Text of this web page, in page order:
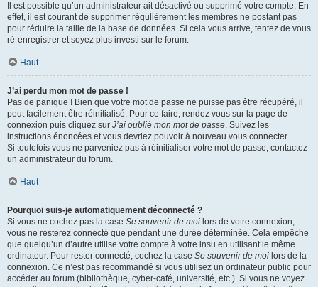
Il est possible qu’un administrateur ait désactivé ou supprimé votre compte. En
effet, il est courant de supprimer régulièrement les membres ne postant pas
pour réduire la taille de la base de données. Si cela vous arrive, tentez de vous
ré-enregistrer et soyez plus investi sur le forum.
Haut
J’ai perdu mon mot de passe !
Pas de panique ! Bien que votre mot de passe ne puisse pas être récupéré, il
peut facilement être réinitialisé. Pour ce faire, rendez vous sur la page de
connexion puis cliquez sur J’ai oublié mon mot de passe. Suivez les
instructions énoncées et vous devriez pouvoir à nouveau vous connecter.
Si toutefois vous ne parveniez pas à réinitialiser votre mot de passe, contactez
un administrateur du forum.
Haut
Pourquoi suis-je automatiquement déconnecté ?
Si vous ne cochez pas la case Se souvenir de moi lors de votre connexion,
vous ne resterez connecté que pendant une durée déterminée. Cela empêche
que quelqu’un d’autre utilise votre compte à votre insu en utilisant le même
ordinateur. Pour rester connecté, cochez la case Se souvenir de moi lors de la
connexion. Ce n’est pas recommandé si vous utilisez un ordinateur public pour
accéder au forum (bibliothèque, cyber-café, université, etc.). Si vous ne voyez